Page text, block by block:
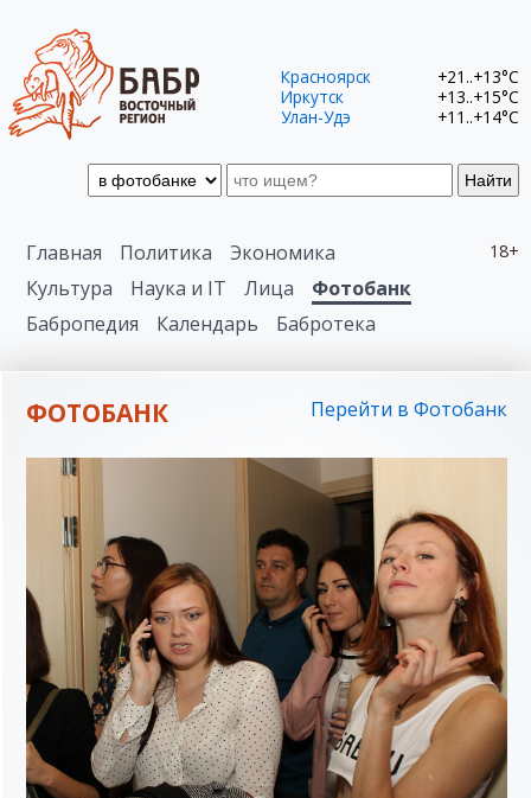
Найти
Красноярск
+21..+13°C
Иркутск
+13..+15°C
Улан-Удэ
+11..+14°C
18+
Главная Политика
Экономика
Культура
Наука и IT Лица
Фотобанк
Бабропедия
Календарь Бабротека
ФОТОБАНК Перейти в Фотобанк